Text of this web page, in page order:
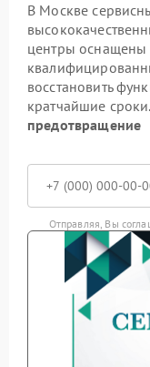
В Москве
центры
восстановить
кратчайшие сроки.
предотвращение
Отправляя, Вы